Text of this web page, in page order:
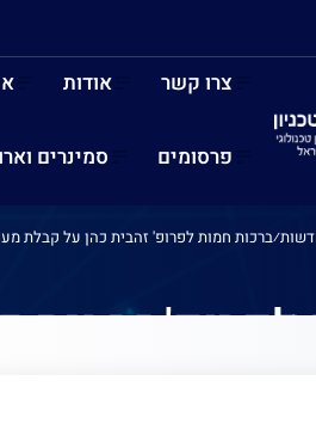
צרו קשר אודות
פרסומים סמינרים
⁄ברכות חמות לפרופ' זהבית כהן על קבלת
לפרופ'